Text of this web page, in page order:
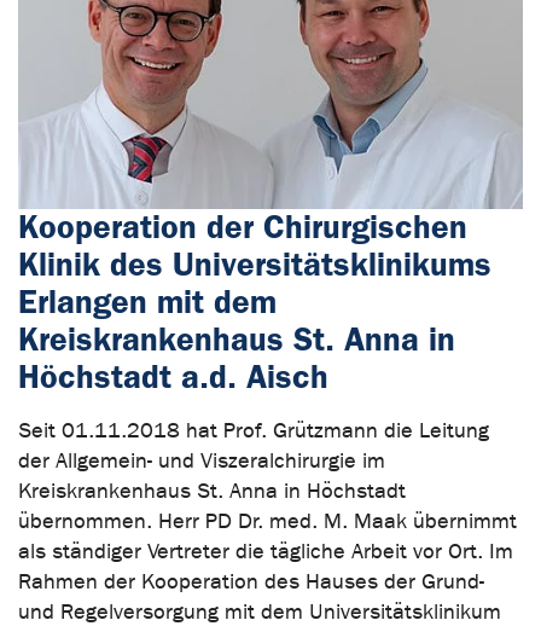
Kooperation der Chirurgischen
Klinik des Universitätsklinikums
Erlangen mit dem
Kreiskrankenhaus St. Anna in
Höchstadt a.d. Aisch
Seit 01.11.2018 hat Prof. Grützmann die Leitung
der Allgemein- und Viszeralchirurgie im
Kreiskrankenhaus St. Anna in Höchstadt
übernommen. Herr PD Dr. med. M. Maak übernimmt
als ständiger Vertreter die tägliche Arbeit vor Ort. Im
Rahmen der Kooperation des Hauses der Grund-
und Regelversorgung mit dem Universitätsklinikum